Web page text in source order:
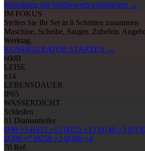
Maschinen mit Wettbewerb vergleichen →
IM FOKUS
Stellen Sie Ihr Set in 8 Schritten zusammen
Maschine, Scheibe, Sauger, Zubehör.
Werktag.
KONFIGURATOR STARTEN →
60dB
LEISE
x14
LEBENSDAUER
IP65
WASSERDICHT
Schleifen
01 Diamantteller
Ø90 ×5 Ø115 ×15 Ø125 ×13 Ø140 ×3
Ø200 ×7 Ø250 ×2 Ø300 ×4
70 Ref.